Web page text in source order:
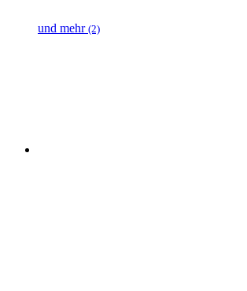
und mehr (2)